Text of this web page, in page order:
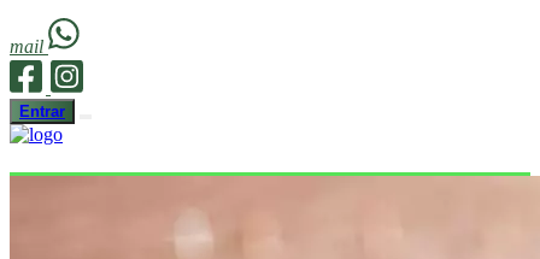
mail
Entrar